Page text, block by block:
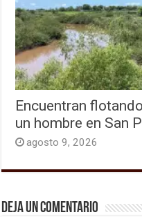
Encuentran
un hombre en San
agosto 9, 2026
Deja un comentario